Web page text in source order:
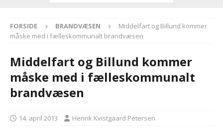
FORSIDE BRANDVÆSEN
Middelfart og Billund kommer
måske med i fælleskommunalt brandvæsen
Middelfart og Billund kommer
måske med i fælleskommunalt
brandvæsen
14. april 2013 Henrik Kvistgaard Petersen